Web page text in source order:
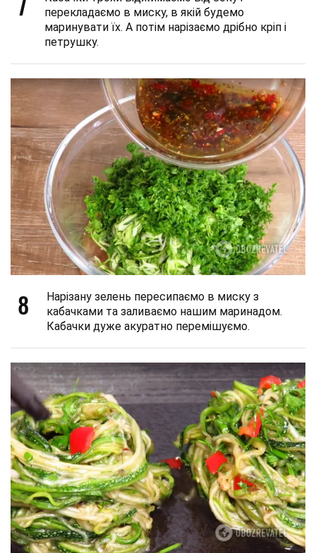
перекладаємо в миску, в якій будемо
маринувати їх. А потім нарізаємо дрібно кріп і
петрушку.
8
Нарізану зелень пересипаємо в миску з
кабачками та заливаємо нашим маринадом.
Кабачки дуже акуратно перемішуємо.